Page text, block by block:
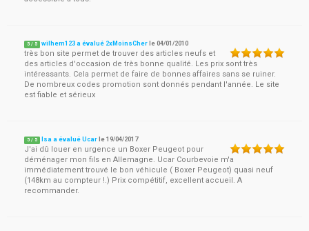
5 / 5 wilhem123 a évalué 2xMoinsCher le04/01/2010
très bon site permet de trouver des articles neufs et
des articles d'occasion de très bonne qualité. Les prix sont très
intéressants. Cela permet de faire de bonnes affaires sans se ruiner.
De nombreux codes promotion sont donnés pendant l'année. Le site
est fiable et sérieux
5 / 5 Isa a évalué Ucar le19/04/2017
J'ai dû louer en urgence un Boxer Peugeot pour
déménager mon fils en Allemagne. Ucar Courbevoie m'a
immédiatement trouvé le bon véhicule ( Boxer Peugeot) quasi neuf
(148km au compteur !.) Prix compétitif, excellent accueil. A
recommander.